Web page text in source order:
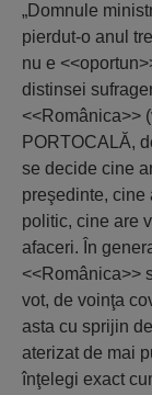
„Domnule
pierdut-o anul
nu e
distinsei
<<Românica>>
PORTOCALĂ,
se decide cine
preşedinte, cine
politic, cine are
afaceri. În
<<Românica>>
vot, de voinţa
asta cu sprijin
aterizat de mai
înţelegi exact